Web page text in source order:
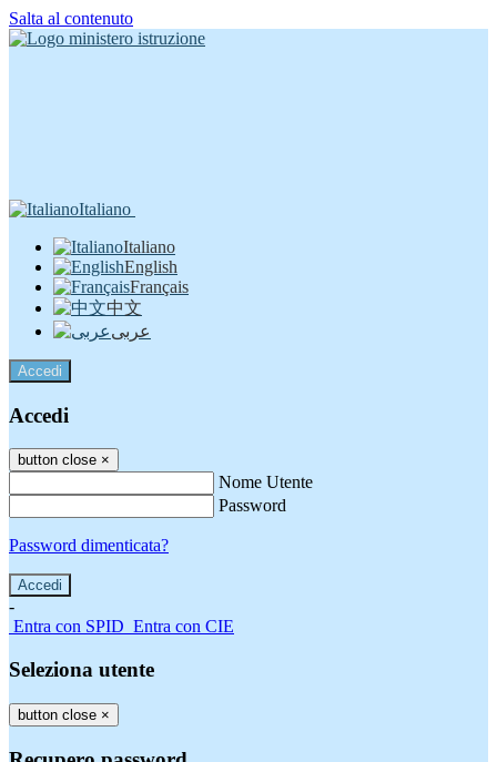
Salta al contenuto
Italiano
Italiano
English
Français
中文
عربى
Accedi
Accedi
button close ×
Nome Utente
Password
Password dimenticata?
-
Entra con SPID Entra con CIE
Seleziona utente
button close ×